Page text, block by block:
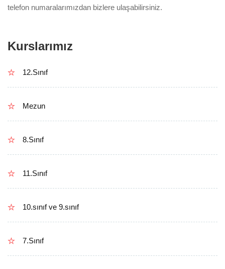
telefon numaralarımızdan bizlere ulaşabilirsiniz.
Kurslarımız
12.Sınıf
Mezun
8.Sınıf
11.Sınıf
10.sınıf ve 9.sınıf
7.Sınıf